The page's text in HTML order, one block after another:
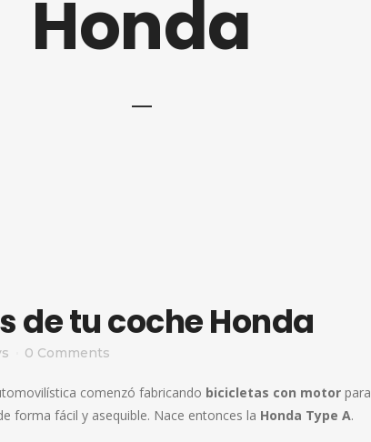
Honda
de tu coche Honda
0 Comments
comenzó fabricando bicicletas con motor para
forma fácil y asequible. Nace entonces la Honda Type A.